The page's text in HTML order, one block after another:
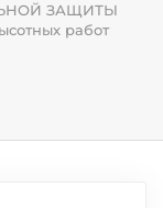
ЗАЩИТЫ
работ